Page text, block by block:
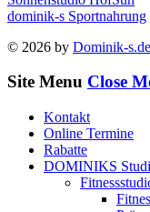
dominik-s Sportnahrung
© 2026 by Dominik-s.de
Site Menu Close
Kontakt
Online Termine
Rabatte
DOMINIKS